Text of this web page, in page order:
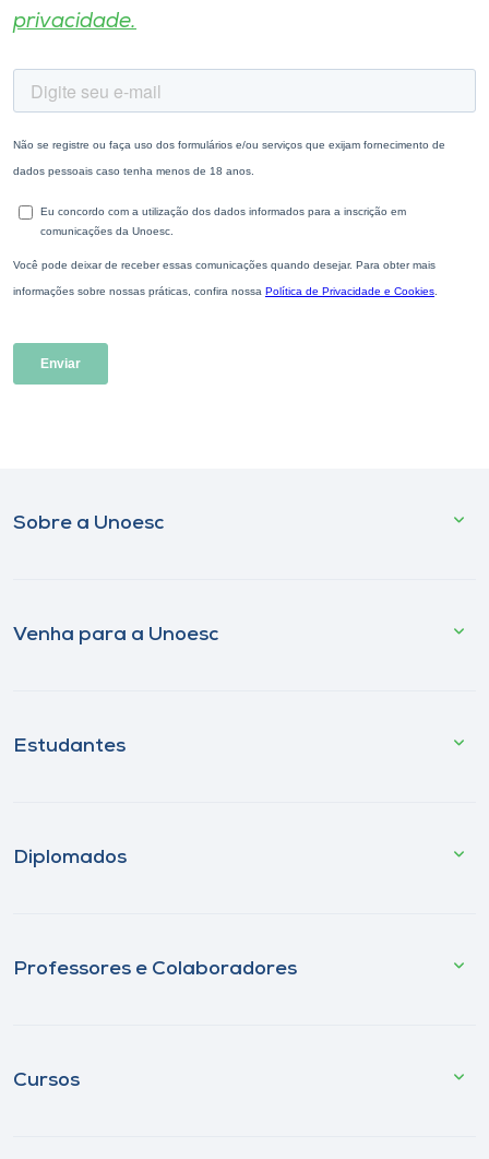
privacidade.
Sobre a Unoesc
Venha para a Unoesc
Estudantes
Diplomados
Professores e Colaboradores
Cursos